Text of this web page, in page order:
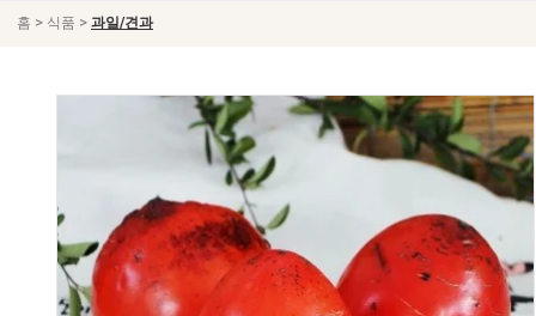
홈 > 식품 > 과일/견과